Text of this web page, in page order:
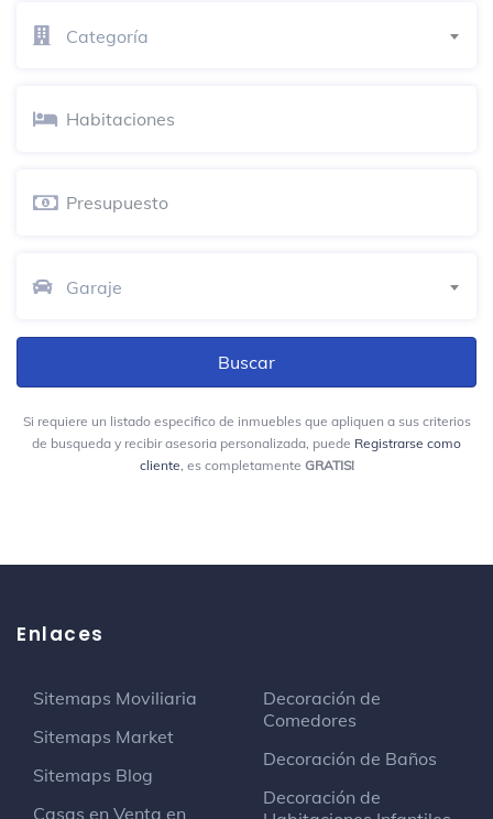
Categoría
Garaje
Si requiere un listado especifico de inmuebles que apliquen a sus criterios
de busqueda y recibir asesoria personalizada, puede Registrarse como
cliente, es completamente GRATIS!
Enlaces
Sitemaps Moviliaria
Sitemaps Market
Sitemaps Blog
Casas en Venta en
Decoración de
Comedores
Decoración de Baños
Decoración de